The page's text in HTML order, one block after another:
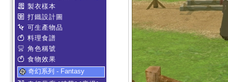
製衣樣本
打鐵設計圖
可生產物品
料理食譜
角色稱號
食物效果
奇幻系列 - Fantasy